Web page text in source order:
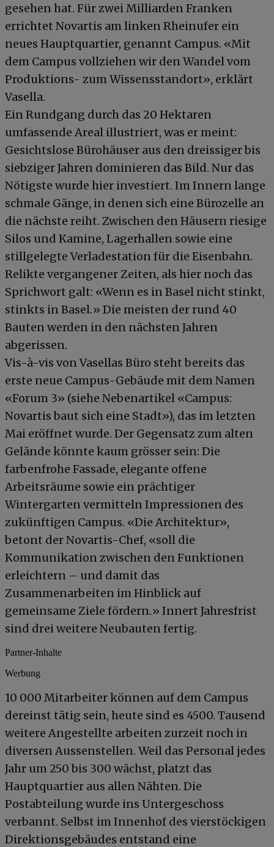
gesehen hat. Für zwei Milliarden Franken
errichtet Novartis am linken Rheinufer ein
neues Hauptquartier, genannt Campus. «Mit
dem Campus vollziehen wir den Wandel vom
Produktions- zum Wissensstandort», erklärt
Vasella.
Ein Rundgang durch das 20 Hektaren
umfassende Areal illustriert, was er meint:
Gesichtslose Bürohäuser aus den dreissiger bis
siebziger Jahren dominieren das Bild. Nur das
Nötigste wurde hier investiert. Im Innern lange
schmale Gänge, in denen sich eine Bürozelle an
die nächste reiht. Zwischen den Häusern riesige
Silos und Kamine, Lagerhallen sowie eine
stillgelegte Verladestation für die Eisenbahn.
Relikte vergangener Zeiten, als hier noch das
Sprichwort galt: «Wenn es in Basel nicht stinkt,
stinkts in Basel.» Die meisten der rund 40
Bauten werden in den nächsten Jahren
abgerissen.
Vis-à-vis von Vasellas Büro steht bereits das
erste neue Campus-Gebäude mit dem Namen
«Forum 3» (siehe Nebenartikel «Campus:
Novartis baut sich eine Stadt»), das im letzten
Mai eröffnet wurde. Der Gegensatz zum alten
Gelände könnte kaum grösser sein: Die
farbenfrohe Fassade, elegante offene
Arbeitsräume sowie ein prächtiger
Wintergarten vermitteln Impressionen des
zukünftigen Campus. «Die Architektur»,
betont der Novartis-Chef, «soll die
Kommunikation zwischen den Funktionen
erleichtern – und damit das
Zusammenarbeiten im Hinblick auf
gemeinsame Ziele fördern.» Innert Jahresfrist
sind drei weitere Neubauten fertig.
Partner-Inhalte
Werbung
10 000 Mitarbeiter können auf dem Campus
dereinst tätig sein, heute sind es 4500. Tausend
weitere Angestellte arbeiten zurzeit noch in
diversen Aussenstellen. Weil das Personal jedes
Jahr um 250 bis 300 wächst, platzt das
Hauptquartier aus allen Nähten. Die
Postabteilung wurde ins Untergeschoss
verbannt. Selbst im Innenhof des vierstöckigen
Direktionsgebäudes entstand eine